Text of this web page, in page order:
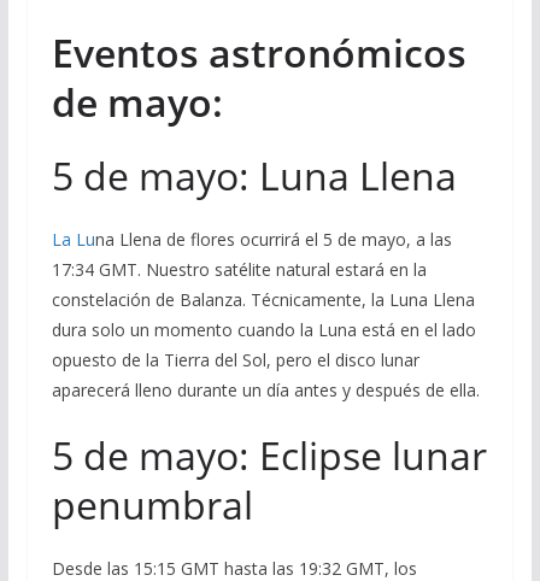
Eventos astronómicos
de mayo:
5 de mayo: Luna Llena
La Luna Llena de flores ocurrirá el 5 de mayo, a las
17:34 GMT. Nuestro satélite natural estará en la
constelación de Balanza. Técnicamente, la Luna Llena
dura solo un momento cuando la Luna está en el lado
opuesto de la Tierra del Sol, pero el disco lunar
aparecerá lleno durante un día antes y después de ella.
5 de mayo: Eclipse lunar
penumbral
Desde las 15:15 GMT hasta las 19:32 GMT, los